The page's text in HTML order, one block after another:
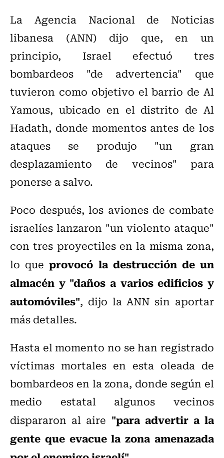
La Agencia Nacional de Noticias
libanesa (ANN) dijo que, en un
principio, Israel efectuó tres
bombardeos "de advertencia" que
tuvieron como objetivo el barrio de Al
Yamous, ubicado en el distrito de Al
Hadath, donde momentos antes de los
ataques se produjo "un gran
desplazamiento de vecinos" para
ponerse a salvo.
Poco después, los aviones de combate
israelíes lanzaron "un violento ataque"
con tres proyectiles en la misma zona,
lo queprovocó la destrucción de un
almacén y "daños a varios edificios y
automóviles", dijo la ANN sin aportar
más detalles.
Hasta el momento no se han registrado
víctimas mortales en esta oleada de
bombardeos en la zona, donde según el
medio estatal algunos vecinos
dispararon al aire "para advertir a la
gente que evacue la zona amenazada